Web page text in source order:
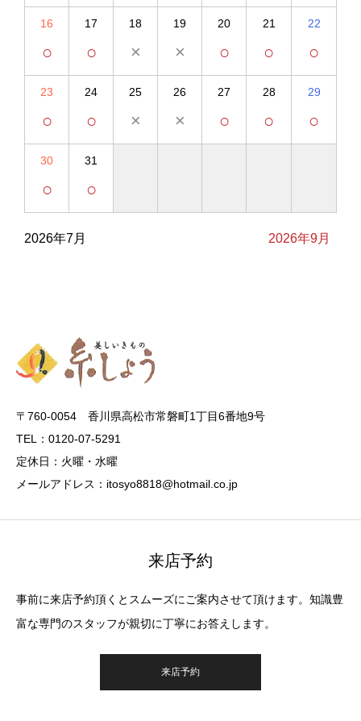
16
○
17
○
18
×
19
×
20
○
21
○
22
○
23
○
24
○
25
×
26
×
27
○
28
○
29
○
30
○
31
○
2026年7月 2026年9月
〒760-0054 香川県高松市常磐町1丁目6番地9号
TEL：0120-07-5291
定休日：火曜・水曜
メールアドレス：itosyo8818@hotmail.co.jp
来店予約
事前に来店予約頂くとスムーズにご案内させて頂けます。知識豊
富な専門のスタッフが親切に丁寧にお答えします。
来店予約